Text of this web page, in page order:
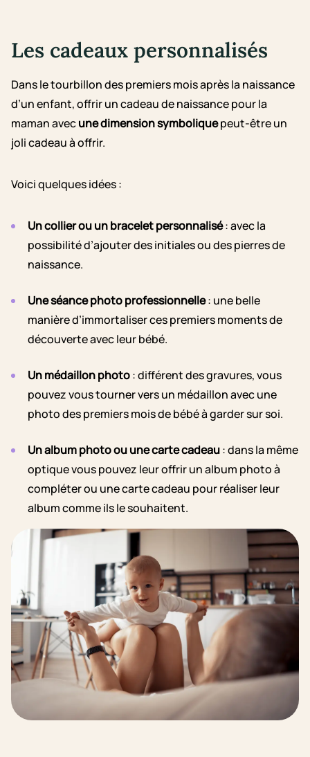
Les cadeaux personnalisés
Dans le tourbillon des premiers mois après la naissance
d’un enfant, offrir un cadeau de naissance pour la
maman avecune dimension symboliquepeut-être un
joli cadeau à offrir.
Voici quelques idées :
Un collier ou un bracelet personnalisé: avec la
possibilité d’ajouter des initiales ou des pierres de
naissance.
Une séance photo professionnelle: une belle
manière d’immortaliser ces premiers moments de
découverte avec leur bébé.
Un médaillon photo: différent des gravures, vous
pouvez vous tourner vers un médaillon avec une
photo des premiers mois de bébé à garder sur soi.
Un album photo ou une carte cadeau: dans la même
optique vous pouvez leur offrir un album photo à
compléter ou une carte cadeau pour réaliser leur
album comme ils le souhaitent.